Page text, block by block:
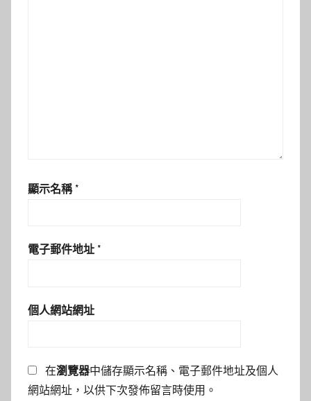
顯示名稱 *
電子郵件地址 *
個人網站網址
在瀏覽器中儲存顯示名稱、電子郵件地址及個人
網站網址，以供下次發佈留言時使用。